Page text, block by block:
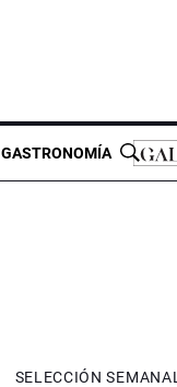
GASTRONOMÍA
SELECCIÓN SEMANAL